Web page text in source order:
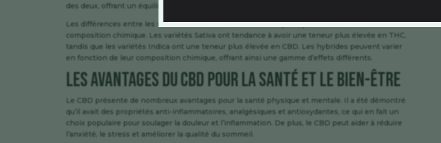
des deux, offrant un équilibre entre les effets stimulants et relaxants.
Les différences entre les variétés de fleurs de CBD résident principalement dans leur
composition chimique. Les variétés Sativa ont tendance à avoir une teneur plus élevée en THC,
tandis que les variétés Indica ont une teneur plus élevée en CBD. Les hybrides peuvent varier
en fonction de leur composition chimique, offrant ainsi une gamme d’effets différents.
Les avantages du CBD pour la santé et le bien-être
Le CBD présente de nombreux avantages pour la santé physique et mentale. Il a été démontré
qu’il avait des propriétés anti-inflammatoires, analgésiques et antioxydantes, ce qui en fait un
choix populaire pour soulager la douleur et l’inflammation. De plus, le CBD peut aider à réduire
l’anxiété, le stress et améliorer la qualité du sommeil.